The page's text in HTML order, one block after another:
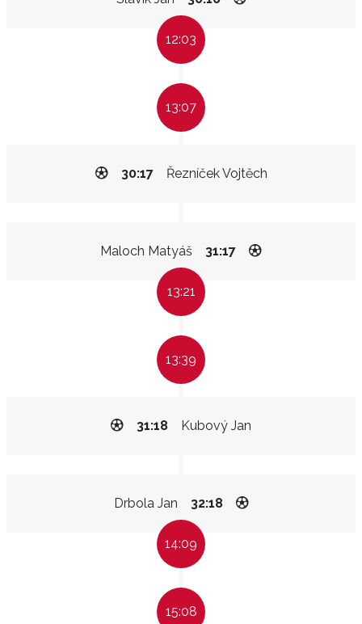
12:03
13:07
Řezníček Vojtěch
30:17
Maloch Matyáš 31:17
13:21
13:39
Kubový Jan
31:18
Drbola Jan 32:18
14:09
15:08